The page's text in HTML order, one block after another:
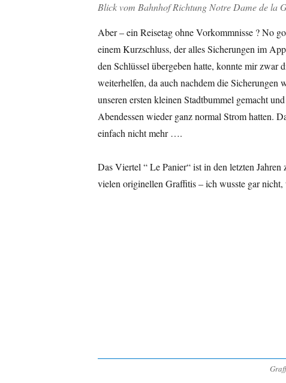
Blick vom Bahnhof Richtung Notre Dame de la
Aber – ein Reisetag ohne Vorkommnisse ? No
einem Kurzschluss, der alles Sicherungen im
den Schlüssel übergeben hatte, konnte mir zwar
weiterhelfen, da auch nachdem die
unseren ersten kleinen Stadtbummel gemacht
Abendessen wieder ganz normal Strom hatten.
einfach nicht mehr ….
Das Viertel “ Le Panier“ ist in den letzten
vielen originellen Graffitis – ich wusste gar